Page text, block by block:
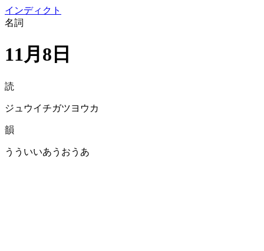
インディクト
名詞
11月8日
読
ジュウイチガツヨウカ
韻
うういいあうおうあ